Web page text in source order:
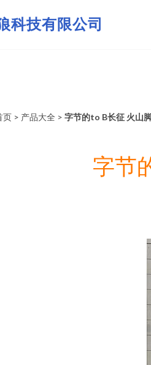
科技有限公司
页 > 产品大全 > 字节的to B长征 火山
字节